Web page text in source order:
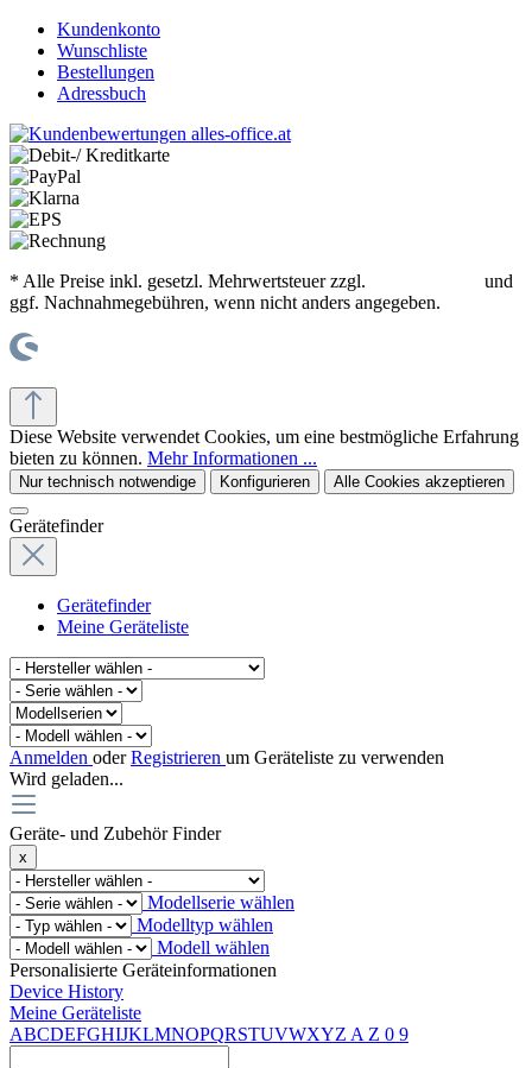
Kundenkonto
Wunschliste
Bestellungen
Adressbuch
* Alle Preise inkl. gesetzl. Mehrwertsteuer zzgl.
und
ggf. Nachnahmegebühren, wenn nicht anders angegeben.
Diese Website verwendet Cookies, um eine bestmögliche Erfahrung
bieten zu können. Mehr Informationen ...
Nur technisch notwendige Konfigurieren Alle Cookies akzeptieren
Gerätefinder
Gerätefinder
Meine Geräteliste
Anmelden oderRegistrieren um Geräteliste zu verwenden
Wird geladen...
Geräte- und Zubehör Finder
x
Modellserie wählen
Modelltyp wählen
Modell wählen
Personalisierte Geräteinformationen
Device History
Meine Geräteliste
ABCDEFGHIJKLMNOPQRSTUVWXYZ A Z 0 9